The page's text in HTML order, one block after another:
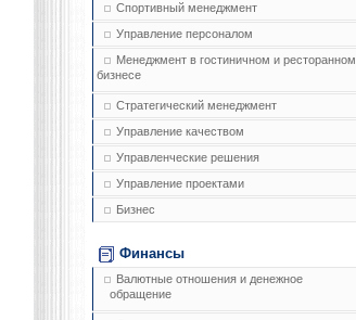
Спортивный менеджмент
Управление персоналом
Менеджмент в гостиничном и ресторанном
бизнесе
Стратегический менеджмент
Управление качеством
Управленческие решения
Управление проектами
Бизнес
Финансы
Валютные отношения и денежное
обращение